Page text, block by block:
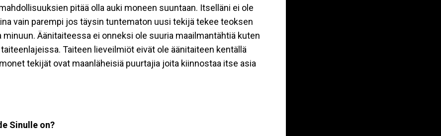
pitää olla auki moneen suuntaan. Itselläni ei ole
vain parempi jos täysin tuntematon uusi tekijä tekee teoksen
minuun. Äänitaiteessa ei onneksi ole suuria maailmantähtiä kuten
Taiteen lieveilmiöt eivät ole äänitaiteen kentällä
tekijät ovat maanläheisiä puurtajia joita kiinnostaa itse asia
Sinulle on?